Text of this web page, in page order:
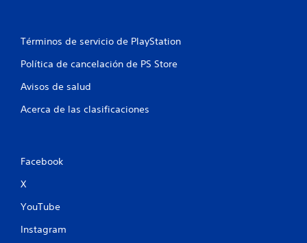
Términos de servicio de PlayStation
Política de cancelación de PS Store
Avisos de salud
Acerca de las clasificaciones
Facebook
X
YouTube
Instagram